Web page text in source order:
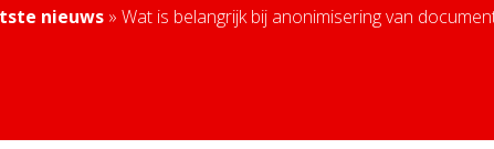
nieuws » Wat is belangrijk bij anonimisering van